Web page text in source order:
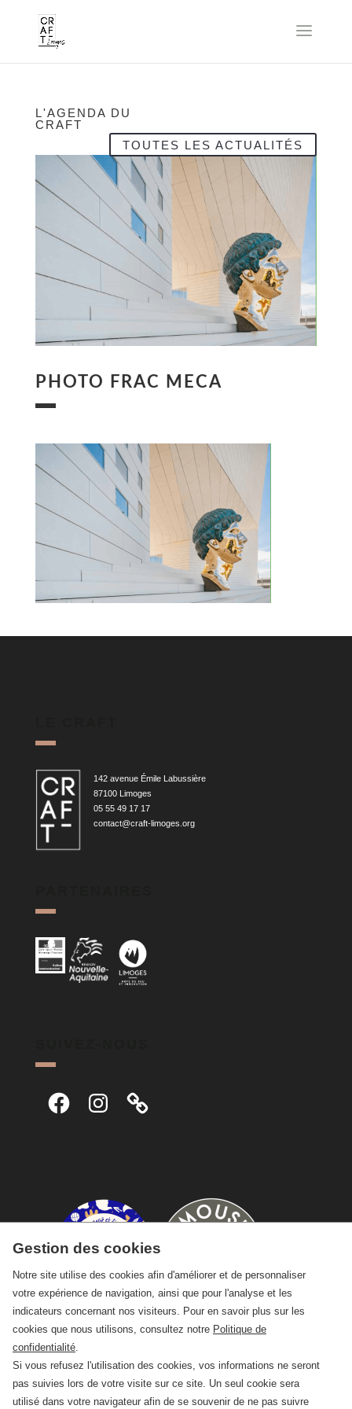
L'AGENDA DU
CRAFT
TOUTES LES ACTUALITÉS
PHOTO FRAC MECA
142 avenue Émile Labussière
87100 Limoges
05 55 49 17 17
contact@craft-limoges.org
FacebookInstagram
Gestion des cookies
Notre site utilise des cookies afin d'améliorer et de personnaliser
votre expérience de navigation, ainsi que pour l'analyse et les
indicateurs concernant nos visiteurs. Pour en savoir plus sur les
cookies que nous utilisons, consultez notre Politique de
confidentialité
Si vous refusez l'utilisation des cookies, vos informations ne seront
pas suivies lors de votre visite sur ce site. Un seul cookie sera
utilisé dans votre navigateur afin de se souvenir de ne pas suivre